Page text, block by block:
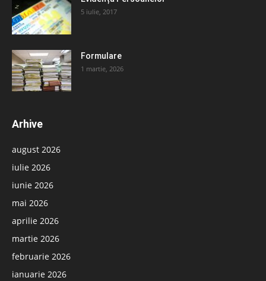
5 iulie, 2017
Formulare
1 martie, 2026
Arhive
august 2026
iulie 2026
iunie 2026
mai 2026
aprilie 2026
martie 2026
februarie 2026
ianuarie 2026